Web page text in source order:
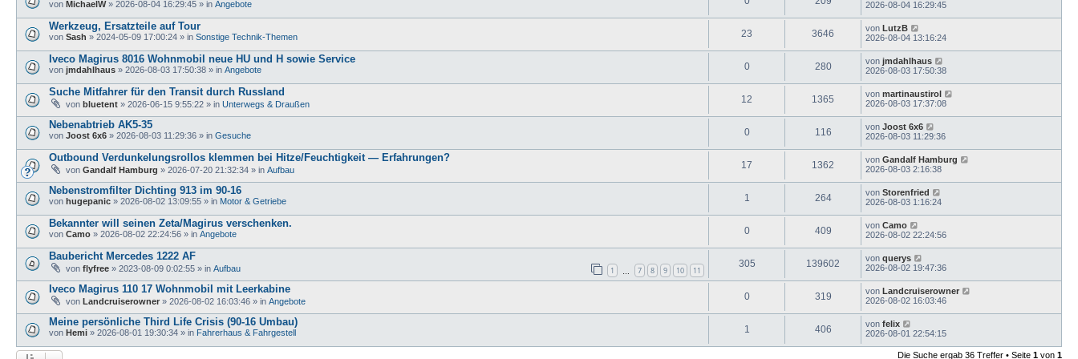
von MichaelW» 2026-08-04 16:29:45 » in Angebote 2026-08-04 16:29:45
Werkzeug, Ersatzteile auf Tour
von Sash » 2024-05-09 17:00:24 » in Sonstige Technik-Themen 23 3646 von LutzB
2026-08-04 13:16:24
Iveco Magirus 8016 Wohnmobil neue HU und H sowie Service
von jmdahlhaus » 2026-08-03 17:50:38 » in Angebote 0 280 von jmdahlhaus
2026-08-03 17:50:38
Suche Mitfahrer für den Transit durch Russland
von bluetent » 2026-06-15 9:55:22 » in Unterwegs & Draußen 12 1365 von martinaustirol
2026-08-03 17:37:08
Nebenabtrieb AK5-35
von Joost 6x6 » 2026-08-03 11:29:36 » in Gesuche 0 116 von Joost 6x6
2026-08-03 11:29:36
Outbound Verdunkelungsrollos klemmen bei Hitze/Feuchtigkeit — Erfahrungen?
von Gandalf Hamburg » 2026-07-20 21:32:34 » in Aufbau 17 1362 von Gandalf Hamburg
2026-08-03 2:16:38
Nebenstromfilter Dichting 913 im 90-16
von hugepanic » 2026-08-02 13:09:55 » in Motor & Getriebe 1 264 von Storenfried
2026-08-03 1:16:24
Bekannter will seinen Zeta/Magirus verschenken.
von Camo » 2026-08-02 22:24:56 » in Angebote 0 409 von Camo
2026-08-02 22:24:56
Baubericht Mercedes 1222 AF
von flyfree » 2023-08-09 0:02:55 » in Aufbau 1 7 8 9 10 11
305 139602 von querys
2026-08-02 19:47:36
Iveco Magirus 110 17 Wohnmobil mit Leerkabine
von Landcruiserowner » 2026-08-02 16:03:46 » in Angebote 0 319 von Landcruiserowner
2026-08-02 16:03:46
Meine persönliche Third Life Crisis (90-16 Umbau)
von Hemi » 2026-08-01 19:30:34 » in Fahrerhaus & Fahrgestell 1 406 von felix
2026-08-01 22:54:15
Die Suche ergab 36 Treffer • Seite 1 von 1